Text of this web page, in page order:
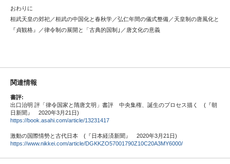
おわりに
桓武天皇の郊祀／桓武の中国化と春秋学／弘仁年間の儀式整備／天皇制の唐風化と
『貞観格』／律令制の展開と「古典的国制｣／唐文化の意義
関連情報
書評:
出口治明 評「律令国家と隋唐文明」書評 中央集権、誕生のプロセス描く (『朝
日新聞』 2020年3月21日)
https://book.asahi.com/article/13231417
激動の国際情勢と古代日本 (『日本経済新聞』 2020年3月21日)
https://www.nikkei.com/article/DGKKZO57001790Z10C20A3MY6000/